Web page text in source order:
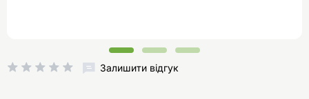
Залишити відгук